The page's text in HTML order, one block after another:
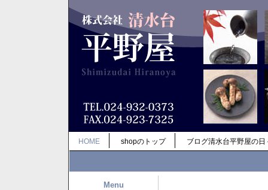
HOME shopのトップ ブログ清水台平野屋の日
Menu